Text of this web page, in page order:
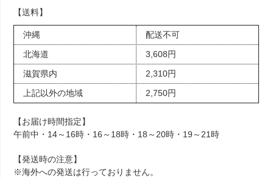
【送料】
沖縄
配送不可
北海道
3,608円
滋賀県内
2,310円
上記以外の地域
2,750円
【お届け時間指定】
午前中・14～16時・16～18時・18～20時・19～21時
【発送時の注意】
※海外への発送は行っておりません。